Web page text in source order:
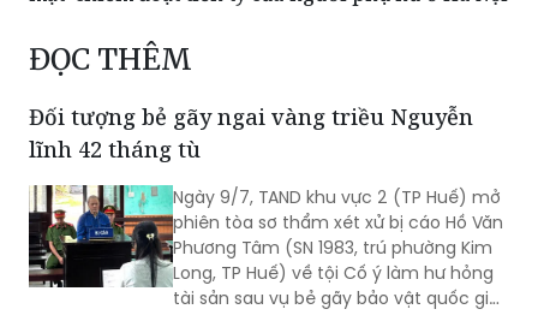
ĐỌC THÊM
Đối tượng bẻ gãy ngai vàng triều Nguyễn
lĩnh 42 tháng tù
Ngày 9/7, TAND khu vực 2 (TP Huế) mở
phiên tòa sơ thẩm xét xử bị cáo Hồ Văn
Phương Tâm (SN 1983, trú phường Kim
Long, TP Huế) về tội Cố ý làm hư hỏng
tài sản sau vụ bẻ gãy bảo vật quốc gia